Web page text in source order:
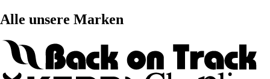
Alle unsere Marken